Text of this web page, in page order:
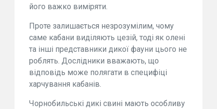
його важко виміряти.
Проте залишається незрозумілим, чому
саме кабани виділяють цезій, тоді як олені
та інші представники дикої фауни цього не
роблять. Дослідники вважають, що
відповідь може полягати в специфіці
харчування кабанів.
Чорнобильські дикі свині мають особливу